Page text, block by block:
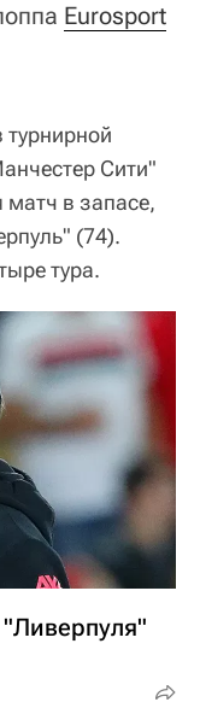
Eurosport
турнирной
Сити"
матч в запасе,
(74).
тура.